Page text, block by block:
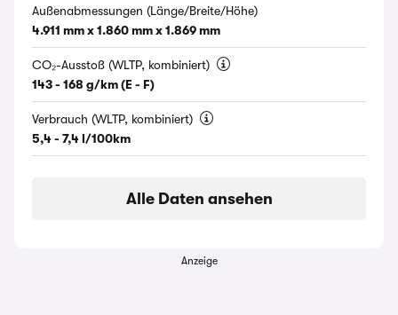
Außenabmessungen (Länge/Breite/Höhe)
4.911 mm x 1.860 mm x 1.869 mm
CO₂-Ausstoß (WLTP, kombiniert)
143 - 168 g/km (E - F)
Verbrauch (WLTP, kombiniert)
5,4 - 7,4 l/100km
Alle Daten ansehen
Anzeige